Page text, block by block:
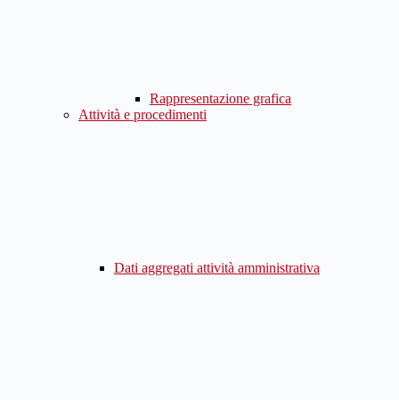
Rappresentazione grafica
Attività e procedimenti
Dati aggregati attività amministrativa